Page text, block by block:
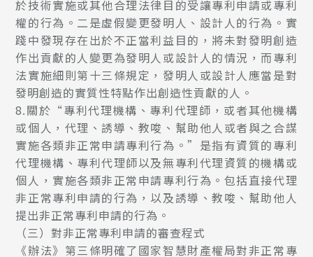
於技術實施或其他合理法律目的受讓專利申請或專利
權的行為。二是虛假變更發明人、設計人的行為。實
踐中發現存在出於不正當利益目的，將未對發明創造
作出貢獻的人變更為發明人或設計人的情況，而專利
法實施細則第十三條規定，發明人或設計人應當是對
發明創造的實質性特點作出創造性貢獻的人。
8.關於“專利代理機構、專利代理師，或者其他機構
或個人，代理、誘導、教唆、幫助他人或者與之合謀
實施各類非正常申請專利行為。”是指有資質的專利
代理機構、專利代理師以及無專利代理資質的機構或
個人，實施各類非正常申請專利行為。包括直接代理
非正常專利申請的行為，以及誘導、教唆、幫助他人
提出非正常專利申請的行為。
（三）對非正常專利申請的審查程式
《辦法》第三條明確了國家智慧財產權局對非正常專